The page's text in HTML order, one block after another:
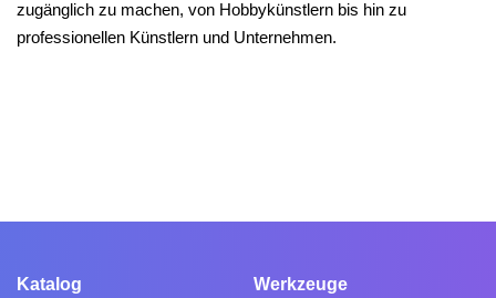
zugänglich zu machen, von Hobbykünstlern bis hin zu
professionellen Künstlern und Unternehmen.
Katalog Werkzeuge